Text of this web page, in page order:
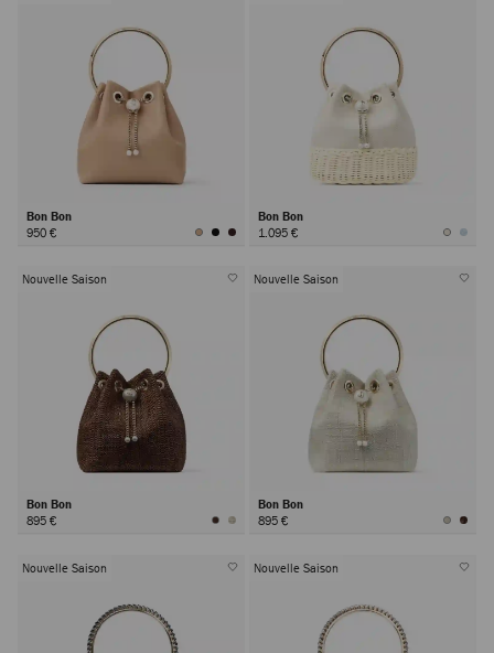
Bon Bon
950 €
Bon Bon
1.095 €
Nouvelle Saison
Bon Bon
895 €
Nouvelle Saison
Bon Bon
895 €
Nouvelle Saison Nouvelle Saison